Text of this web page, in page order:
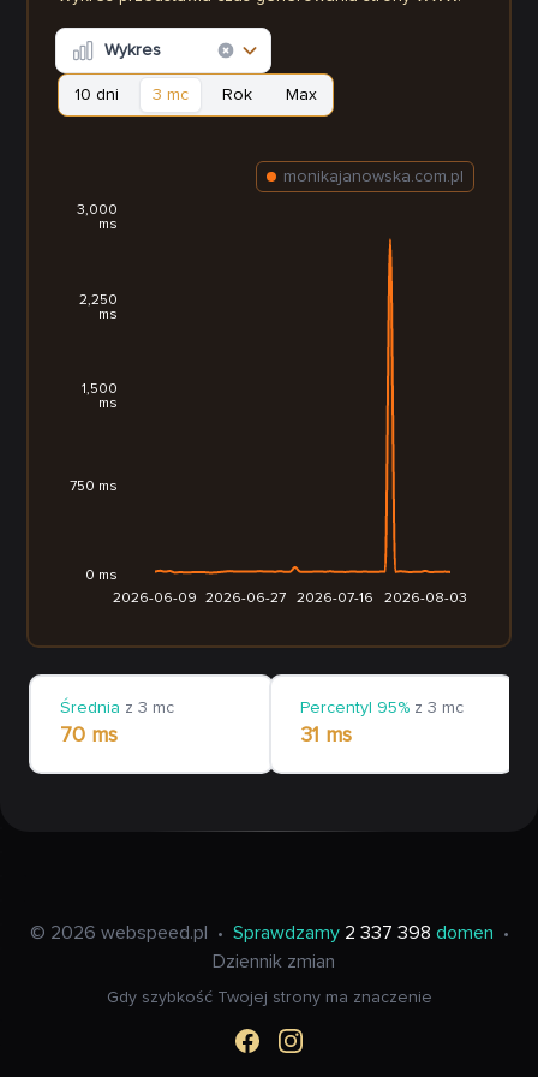
Wykres
10 dni 3 mc Rok Max
2026-06-09 2026-06-27 2026-07-16 2026-08-03
0 ms
750 ms
1,500
ms
2,250
ms
3,000
ms
monikajanowska.com.pl
Średnia z 3 mc
70 ms
Percentyl 95% z 3 mc
31 ms
© 2026 webspeed.pl • Sprawdzamy 2 337 398 domen
•
Dziennik zmian
Gdy szybkość Twojej strony ma znaczenie